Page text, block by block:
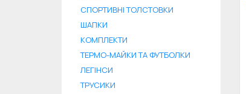
СПОРТИВНІ ТОЛСТОВКИ
ШАПКИ
КОМПЛЕКТИ
ТЕРМО-МАЙКИ ТА ФУТБОЛКИ
ЛЕГІНСИ
ТРУСИКИ